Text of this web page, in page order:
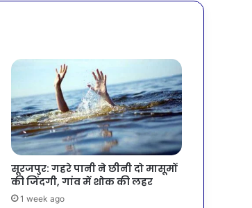
सूरजपुर: गहरे पानी ने छीनी दो मासूमों
की जिंदगी, गांव में शोक की लहर
1 week ago